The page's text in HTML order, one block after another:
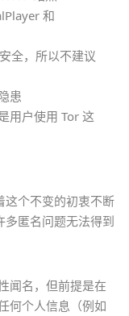
和
全，所以不建议
患
用户使用 Tor 这
个不变的初衷不断
多匿名问题无法得到
闻名，但前提是在
何个人信息（例如